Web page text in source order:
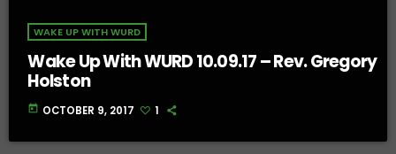
WAKE UP WITH WURD
Wake Up With WURD 10.09.17 – Rev. Gregory
Holston
today OCTOBER 9, 2017 1